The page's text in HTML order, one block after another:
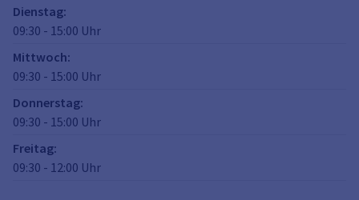
Dienstag:
09:30 - 15:00 Uhr
Mittwoch:
09:30 - 15:00 Uhr
Donnerstag:
09:30 - 15:00 Uhr
Freitag:
09:30 - 12:00 Uhr